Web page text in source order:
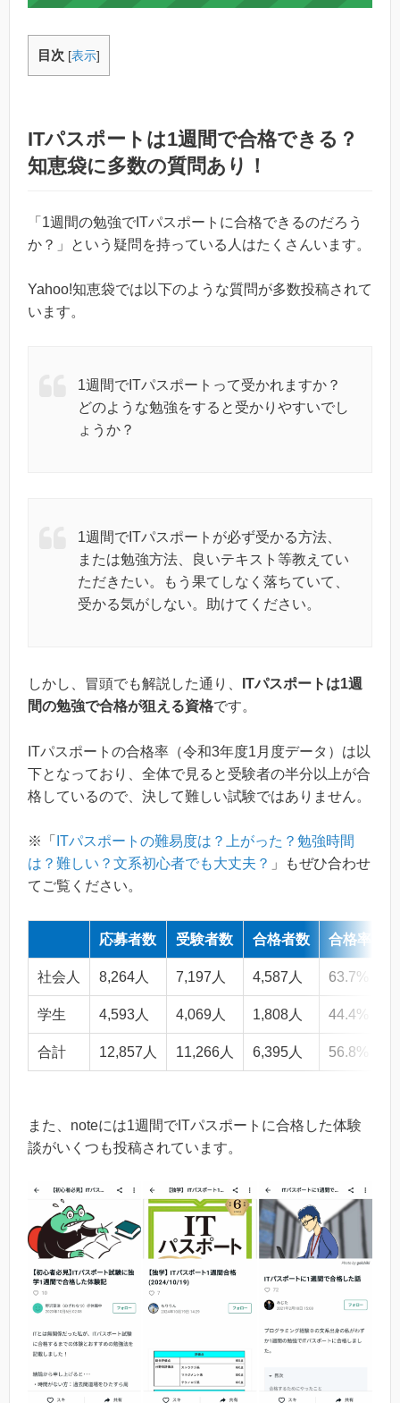
目次 [表示]
ITパスポートは1週間で合格できる？
知恵袋に多数の質問あり！
「1週間の勉強でITパスポートに合格できるのだろう
か？」という疑問を持っている人はたくさんいます。
Yahoo!知恵袋では以下のような質問が多数投稿されて
います。
1週間でITパスポートって受かれますか？
どのような勉強をすると受かりやすいでし
ょうか？
1週間でITパスポートが必ず受かる方法、
または勉強方法、良いテキスト等教えてい
ただきたい。もう果てしなく落ちていて、
受かる気がしない。助けてください。
しかし、冒頭でも解説した通り、
ITパスポートは1週
間の勉強で合格が狙える資格です。
ITパスポートの合格率（令和3年度1月度データ）は以
下となっており、全体で見ると受験者の半分以上が合
格しているので、決して難しい試験ではありません。
※「 ITパスポートの難易度は？上がった？勉強時間
は？難しい？文系初心者でも大丈夫？ 」もぜひ合わせ
てご覧ください。
応募者数 受験者数 合格者数 合格率
社会人 8,264人 7,197人 4,587人 63.7%
学生 4,593人 4,069人 1,808人 44.4%
合計 12,857人 11,266人 6,395人 56.8%
また、noteには1週間でITパスポートに合格した体験
談がいくつも投稿されています。